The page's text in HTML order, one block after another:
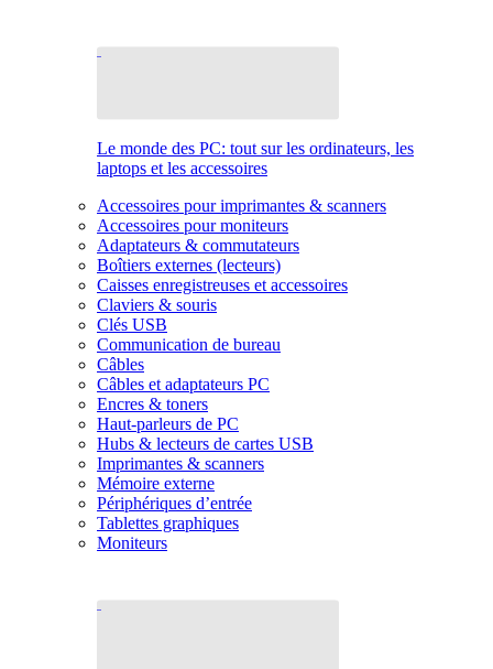
Le monde des PC: tout sur les ordinateurs, les
laptops et les accessoires
Accessoires pour imprimantes & scanners
Accessoires pour moniteurs
Adaptateurs & commutateurs
Boîtiers externes (lecteurs)
Caisses enregistreuses et accessoires
Claviers & souris
Clés USB
Communication de bureau
Câbles
Câbles et adaptateurs PC
Encres & toners
Haut-parleurs de PC
Hubs & lecteurs de cartes USB
Imprimantes & scanners
Mémoire externe
Périphériques d’entrée
Tablettes graphiques
Moniteurs